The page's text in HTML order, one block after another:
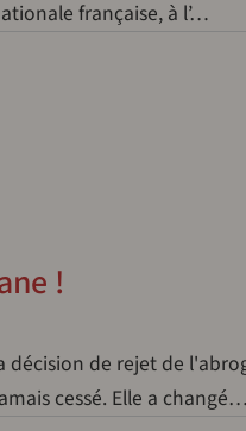
française, à l’…
!
décision de rejet de
cessé. Elle a changé…